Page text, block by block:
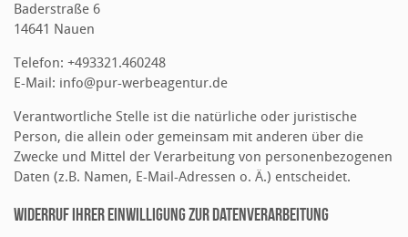
Baderstraße 6
14641 Nauen
Telefon: +493321.460248
E-Mail: info@pur-werbeagentur.de
Verantwortliche Stelle ist die natürliche oder juristische
Person, die allein oder gemeinsam mit anderen über die
Zwecke und Mittel der Verarbeitung von personenbezogenen
Daten (z.B. Namen, E-Mail-Adressen o. Ä.) entscheidet.
Widerruf Ihrer Einwilligung zur Datenverarbeitung